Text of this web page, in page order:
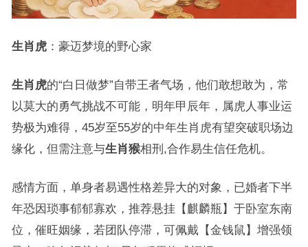
生肖虎：豪迈梦境的野心家
生肖虎的“白日做梦”自带王者气场，他们敢想敢为，常
以莫大的勇气挑战不可能，明年甲辰年，属虎人事业运
势极为难得，45岁至55岁的中年生肖虎有望突破职场边
缘化，但需注意与生肖猴相刑,合作易生信任危机。
感情方面，单身者易遇性格差异大的对象，已婚者下半
年恐因琐事郁郁寡欢，推荐悬挂【麒麟瓶】于卧室东南
位，催旺姻缘，若团队停滞，可佩戴【金钱鼠】增强领